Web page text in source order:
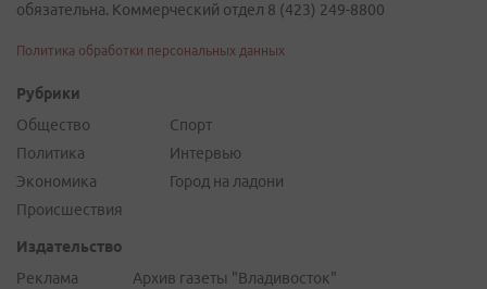
обязательна. Коммерческий отдел 8 (423) 249-8800
Политика обработки персональных данных
Рубрики
Общество
Политика
Экономика
Происшествия
Спорт
Интервью
Город на ладони
Издательство
Реклама
Архив газеты "Владивосток"